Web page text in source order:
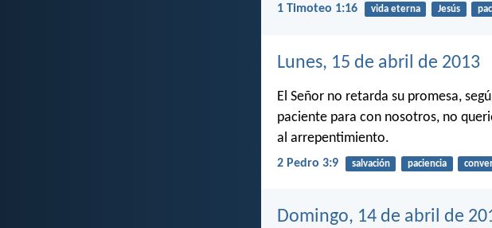
1 Timoteo 1:16 vida eterna Jesús
Lunes, 15 de abril de 2013
El Señor no retarda su promesa,
paciente para con nosotros, no
al arrepentimiento.
2 Pedro 3:9 salvación paciencia
Domingo, 14 de abril de